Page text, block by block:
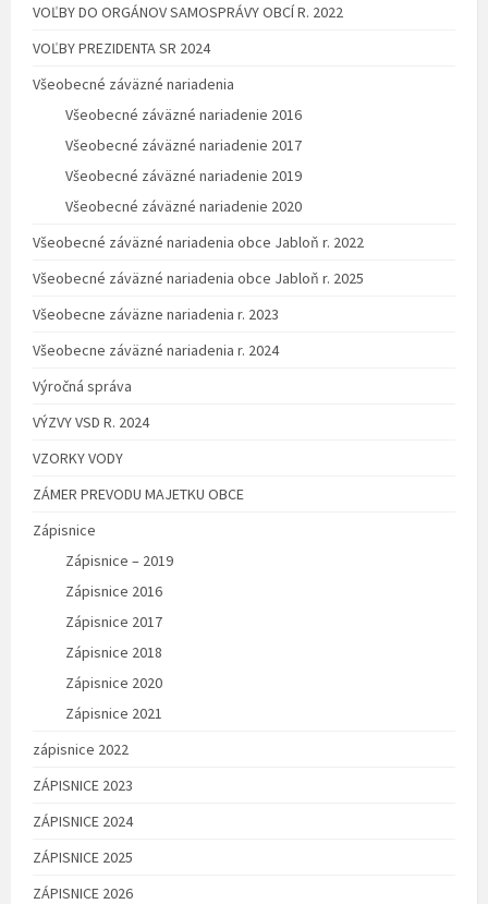
VOĽBY DO ORGÁNOV SAMOSPRÁVY OBCÍ R. 2022
VOĽBY PREZIDENTA SR 2024
Všeobecné záväzné nariadenia
Všeobecné záväzné nariadenie 2016
Všeobecné záväzné nariadenie 2017
Všeobecné záväzné nariadenie 2019
Všeobecné záväzné nariadenie 2020
Všeobecné záväzné nariadenia obce Jabloň r. 2022
Všeobecné záväzné nariadenia obce Jabloň r. 2025
Všeobecne záväzne nariadenia r. 2023
Všeobecne záväzné nariadenia r. 2024
Výročná správa
VÝZVY VSD R. 2024
VZORKY VODY
ZÁMER PREVODU MAJETKU OBCE
Zápisnice
Zápisnice – 2019
Zápisnice 2016
Zápisnice 2017
Zápisnice 2018
Zápisnice 2020
Zápisnice 2021
zápisnice 2022
ZÁPISNICE 2023
ZÁPISNICE 2024
ZÁPISNICE 2025
ZÁPISNICE 2026